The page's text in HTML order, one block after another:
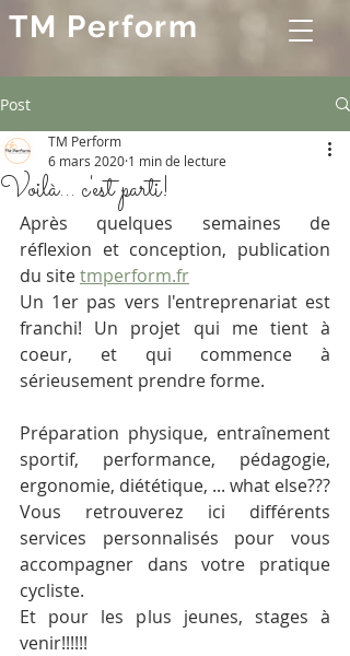
TM Perform
Post
Voilà... c'est parti!
TM Perform
6 mars 2020 1 min de lecture
Après quelques semaines de
réflexion et conception, publication
du site tmperform.fr
Un 1er pas vers l'entreprenariat est
franchi! Un projet qui me tient à
coeur, et qui commence à
sérieusement prendre forme.
Préparation physique, entraînement
sportif, performance, pédagogie,
ergonomie, diététique, ... what else???
Vous retrouverez ici différents
services personnalisés pour vous
accompagner dans votre pratique
cycliste.
Et pour les plus jeunes, stages à
venir!!!!!!